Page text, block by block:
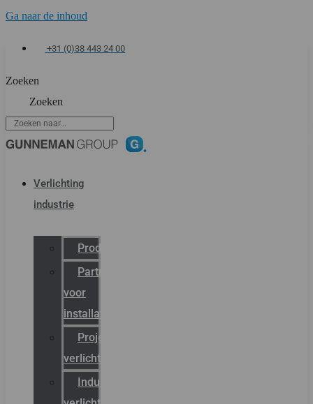
Ga naar de inhoud
+31 (0)38 443 24 00
Zoeken
Zoeken
Verlichting
industrie
Productcatalogus
Partner
voor
installateurs
Projectreferenties
verlichting
Industriële